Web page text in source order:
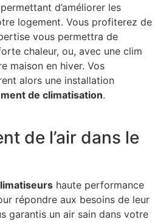
d’améliorer les
logement. Vous profiterez de
vous permettra de
chaleur, ou, avec une clim
maison en hiver. Vos
alors une installation
de climatisation.
de l’air dans le
haute performance
répondre aux besoins de leur
garantis un air sain dans votre